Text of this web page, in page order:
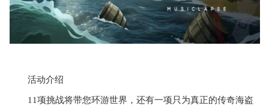
活动介绍
11项挑战将带您环游世界，还有一项只为真正的传奇海盗